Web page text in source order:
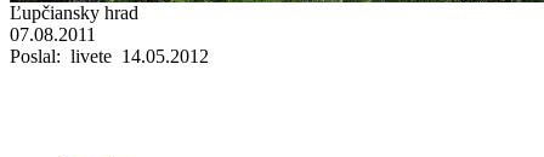
Ľupčiansky hrad
07.08.2011
Poslal: livete 14.05.2012